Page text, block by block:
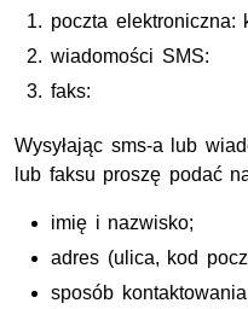
poczta elektroniczna:
wiadomości SMS:
faks: 47
Wysyłając sms-a lub
lub faksu proszę podać
imię i nazwisko;
adres (ulica, kod
sposób